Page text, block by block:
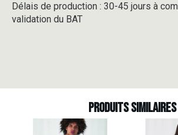
Délais de production : 30-45 jours à
validation du BAT
Produits similaires